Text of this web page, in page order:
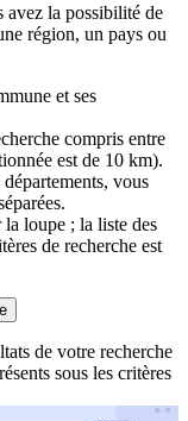
avez la possibilité de
région, un pays ou
et ses
compris entre
est de 10 km).
vous
loupe ; la liste des
de recherche est
de votre recherche
sous les critères